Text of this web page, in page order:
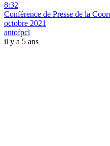
8:32
Conférence de Presse de la
octobre 2021
antofpcl
il y a 5 ans